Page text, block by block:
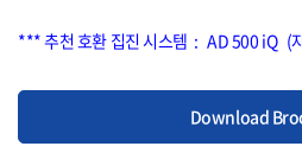
*** 추천 호환 집진 시스템 :AD 500 iQ (
Download